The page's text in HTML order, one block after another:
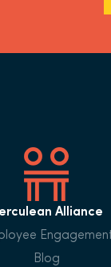
Alliance
Blog